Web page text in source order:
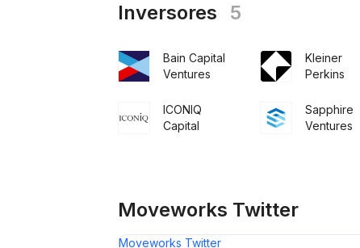
Inversores 5
Bain Capital
Ventures
Kleiner
Perkins
ICONIQ
Capital
Sapphire
Ventures
Moveworks Twitter
Moveworks Twitter